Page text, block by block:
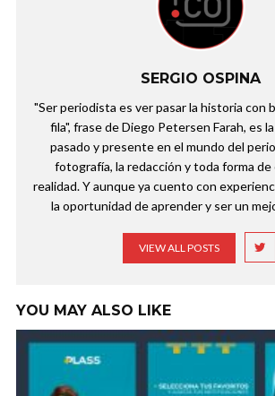
SERGIO OSPINA
"Ser periodista es ver pasar la historia con
fila", frase de Diego Petersen Farah, es
pasado y presente en el mundo del
fotografía, la redacción y toda forma de
realidad. Y aunque ya cuento con
la oportunidad de aprender y ser un
VIEW ALL POSTS
YOU MAY ALSO LIKE